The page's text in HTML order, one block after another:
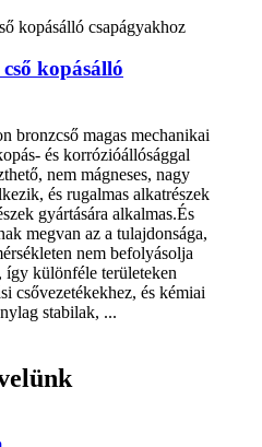
kopásálló
bronzcső magas mechanikai
és korrózióállósággal
nem mágneses, nagy
és rugalmas alkatrészek
gyártására alkalmas.És
megvan az a tulajdonsága,
nem befolyásolja
így különféle területeken
csővezetékekhez, és kémiai
stabilak, ...